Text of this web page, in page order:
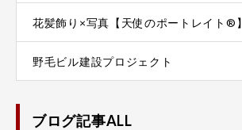
花髪飾り×写真【天使のポートレイト®】
野毛ビル建設プロジェクト
ブログ記事ALL